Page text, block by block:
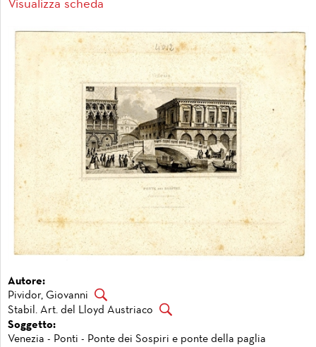
Visualizza scheda
Autore:
Pividor, Giovanni
Stabil. Art. del Lloyd Austriaco
Soggetto:
Venezia - Ponti - Ponte dei Sospiri e ponte della paglia